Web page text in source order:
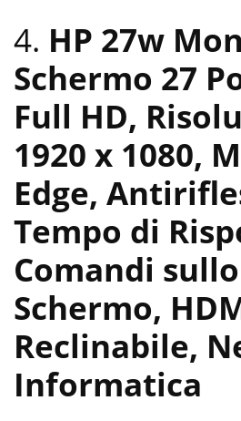
4. HP 27w
Schermo 27
Full HD,
1920 x 1080,
Edge,
Tempo di
Comandi sullo
Schermo,
Reclinabile,
Informatica